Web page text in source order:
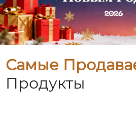
Самые
Продукты